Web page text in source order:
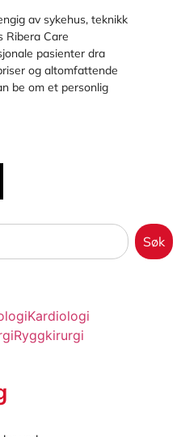
av sykehus, teknikk
Ribera Care
pasienter dra
og altomfattende
be om et personlig
Søk
Kardiologi
Ryggkirurgi